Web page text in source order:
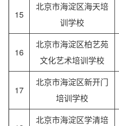
15
北京市海淀区海天培
训学校
16
北京市海淀区柏艺苑
文化艺术培训学校
17
北京市海淀区新开门
培训学校
北京市海淀区学清培